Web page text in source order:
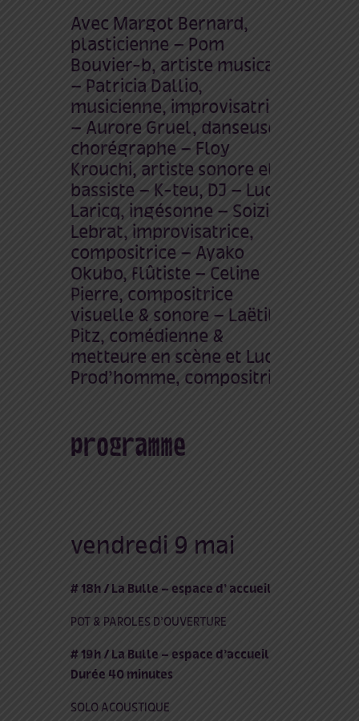
Avec Margot Bernard,
plasticienne – Pom
Bouvier-b, artiste musicale
– Patricia Dallio,
musicienne, improvisatrice
– Aurore Gruel, danseuse
chorégraphe – Floy
Krouchi, artiste sonore et
bassiste – K-teu, DJ – Lucie
Laricq, ingésonne – Soizic
Lebrat, improvisatrice,
compositrice – Ayako
Okubo, flûtiste – Celine
Pierre, compositrice
visuelle & sonore – Laëtitia
Pitz, comédienne &
metteure en scène et Lucie
Prod’homme, compositrice.
programme
vendredi 9 mai
# 18h / La Bulle – espace d’ accueil
POT & PAROLES D’OUVERTURE
# 19h / La Bulle – espace d’accueil /
Durée 40 minutes
SOLO ACOUSTIQUE